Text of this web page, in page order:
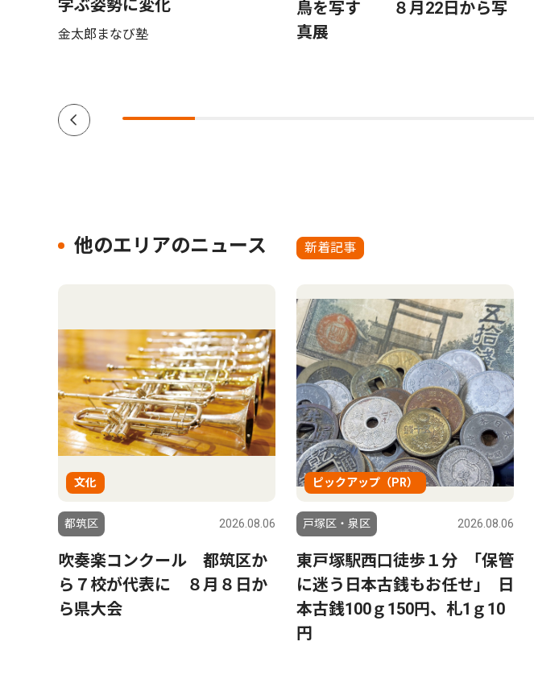
学ぶ姿勢に変化
金太郎まなび塾
鳥を写す ８月22日から写
真展
他のエリアのニュース 新着記事
文化
都筑区 2026.08.06
吹奏楽コンクール 都筑区か
ら７校が代表に ８月８日か
ら県大会
ピックアップ（PR）
戸塚区・泉区 2026.08.06
東戸塚駅西口徒歩１分 ｢保管
に迷う日本古銭もお任せ｣ 日
本古銭100ｇ150円、札1ｇ10
円